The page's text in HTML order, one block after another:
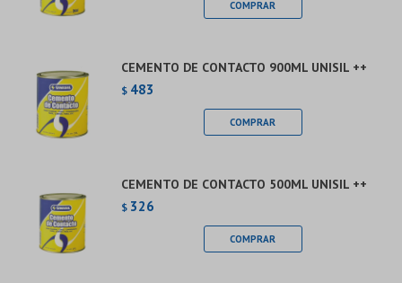
CEMENTO DE CONTACTO 900ML UNISIL ++
$ 483
CEMENTO DE CONTACTO 500ML UNISIL ++
$ 326